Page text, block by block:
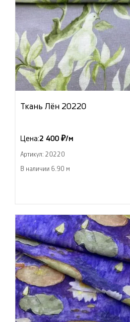
Ткань Лён 20220
Цена:2 400 ₽/м
Артикул: 20220
В наличии 6.90 м